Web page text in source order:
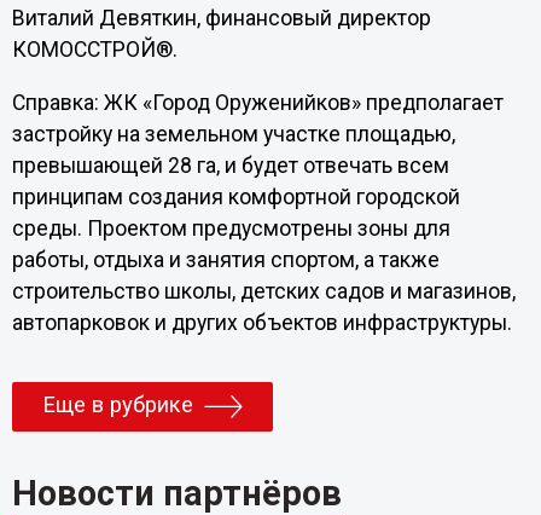
Виталий Девяткин, финансовый директор
КОМОССТРОЙ®.
Справка: ЖК «Город Оруженийков» предполагает
застройку на земельном участке площадью,
превышающей 28 га, и будет отвечать всем
принципам создания комфортной городской
среды. Проектом предусмотрены зоны для
работы, отдыха и занятия спортом, а также
строительство школы, детских садов и магазинов,
автопарковок и других объектов инфраструктуры.
Еще в рубрике
Новости партнёров